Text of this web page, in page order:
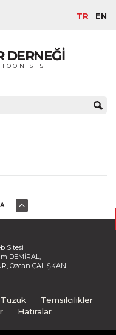
TR EN
DERNEĞİ
Sitesi
DEMİRAL,
Özcan ÇALIŞKAN
Tüzük
Temsilcilikler
Hatıralar